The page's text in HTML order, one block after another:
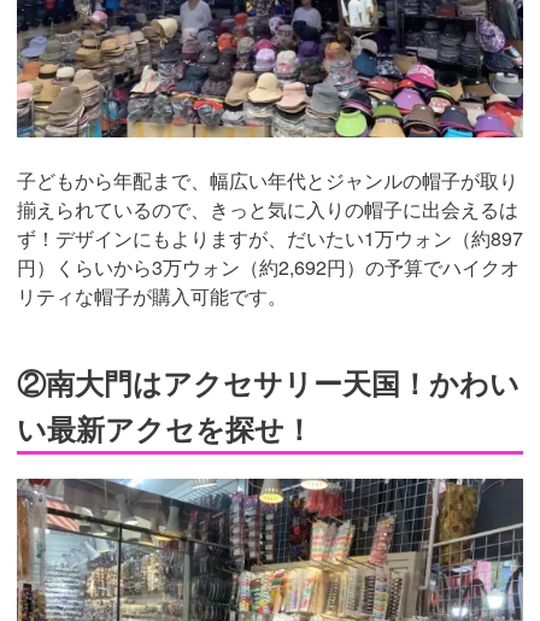
子どもから年配まで、幅広い年代とジャンルの帽子が取り
揃えられているので、きっと気に入りの帽子に出会えるは
ず！デザインにもよりますが、だいたい1万ウォン（約897
円）くらいから3万ウォン（約2,692円）の予算でハイクオ
リティな帽子が購入可能です。
②南大門はアクセサリー天国！かわい
い最新アクセを探せ！